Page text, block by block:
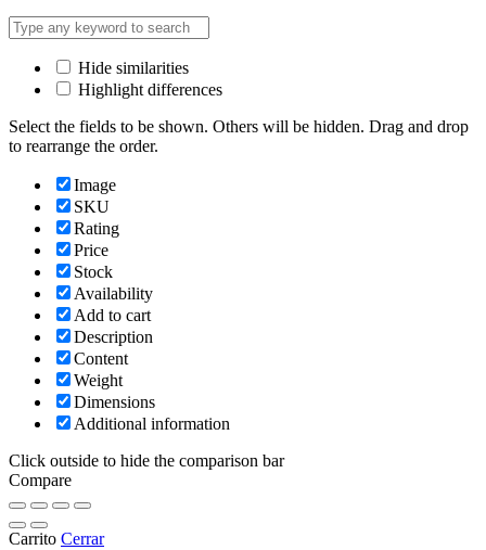
Hide similarities
Highlight differences
Select the fields to be shown. Others will be hidden. Drag and drop
to rearrange the order.
Image
SKU
Rating
Price
Stock
Availability
Add to cart
Description
Content
Weight
Dimensions
Additional information
Click outside to hide the comparison bar
Compare
Carrito Cerrar